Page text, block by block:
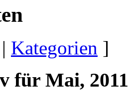
| Kategorien ]
für Mai, 2011